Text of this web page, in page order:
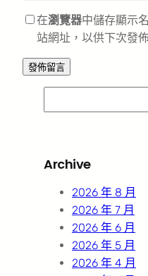
在瀏覽器中儲存顯示
站網址，以供下次發
e
c
Archive
2026 年 8 月
2026 年 7 月
2026 年 6 月
2026 年 5 月
2026 年 4 月